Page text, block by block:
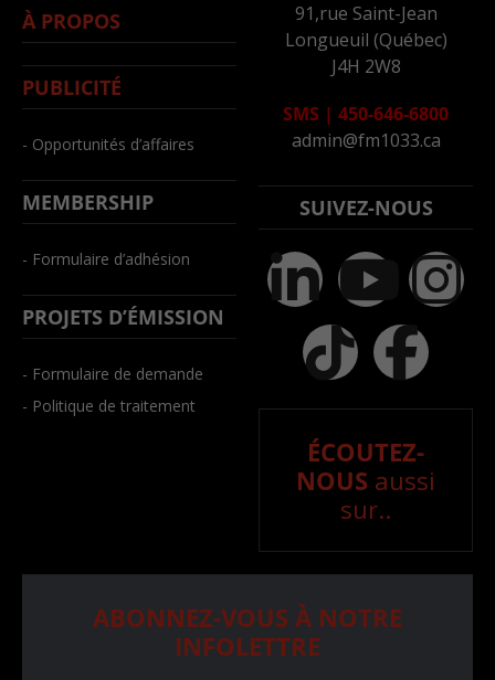
À PROPOS
PUBLICITÉ
- Opportunités d’affaires
MEMBERSHIP
- Formulaire d’adhésion
PROJETS D’ÉMISSION
- Formulaire de demande
- Politique de traitement
91,rue Saint-Jean
Longueuil (Québec)
J4H 2W8
SMS | 450-646-6800
admin@fm1033.ca
SUIVEZ-NOUS
ÉCOUTEZ-
NOUS aussi
sur..
ABONNEZ-VOUS À NOTRE
INFOLETTRE